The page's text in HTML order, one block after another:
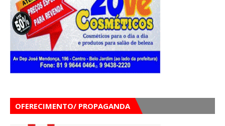
OFERECIMENTO/ PROPAGANDA